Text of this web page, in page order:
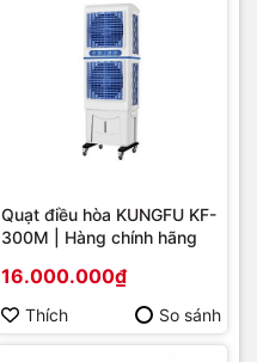
Quạt điều hòa KUNGFU KF-
300M | Hàng chính hãng
16.000.000₫
Thích So sánh